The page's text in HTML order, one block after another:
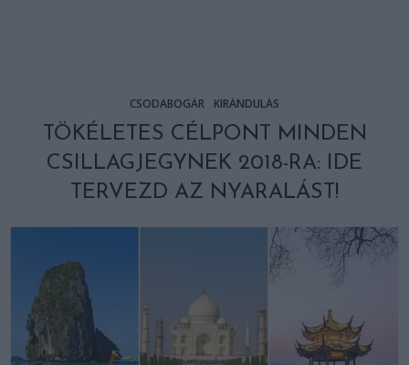
CSODABOGÁR KIRÁNDULÁS
TÖKÉLETES CÉLPONT MINDEN
CSILLAGJEGYNEK 2018-RA: IDE
TERVEZD AZ NYARALÁST!